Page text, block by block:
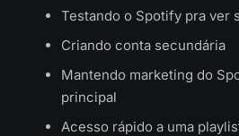
Testando o Spotify pra ver
Criando conta secundária
Mantendo marketing do
principal
Acesso rápido a uma